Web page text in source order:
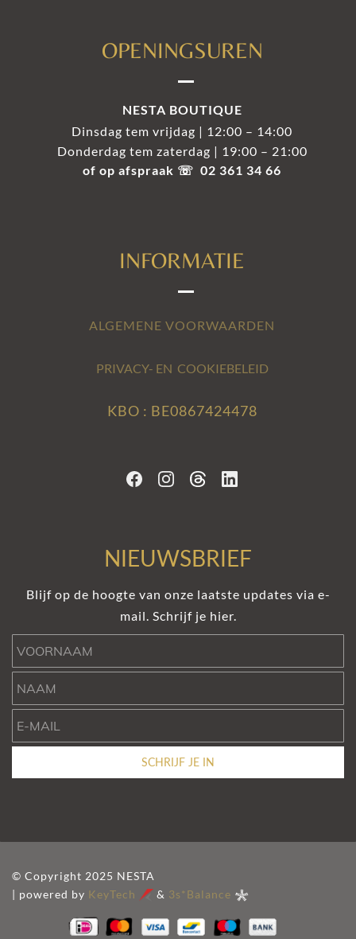
OPENINGSUREN
NESTA BOUTIQUE
Dinsdag tem vrijdag | 12:00 – 14:00
Donderdag tem zaterdag | 19:00 – 21:00
of op afspraak ☏ 02 361 34 66
INFORMATIE
ALGEMENE VOORWAARDEN
PRIVACY- EN COOKIEBELEID
KBO : BE0867424478
NIEUWSBRIEF
Blijf op de hoogte van onze laatste updates via e-
mail. Schrijf je hier.
SCHRIJF JE IN
© Copyright 2025 NESTA
| powered by KeyTech & 3s*Balance